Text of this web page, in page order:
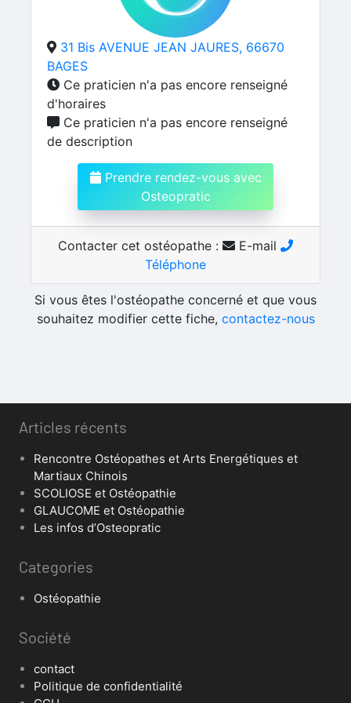
31 Bis AVENUE JEAN JAURES, 66670
BAGES
Ce praticien n'a pas encore renseigné
d'horaires
Ce praticien n'a pas encore renseigné
de description
Prendre rendez-vous avec
Osteopratic
Contacter cet ostéopathe :
E-mail
Téléphone
Si vous êtes l'ostéopathe concerné et que vous
souhaitez modifier cette fiche, contactez-nous
Articles récents
Rencontre Ostéopathes et Arts Energétiques et
Martiaux Chinois
SCOLIOSE et Ostéopathie
GLAUCOME et Ostéopathie
Les infos d’Osteopratic
Categories
Ostéopathie
Société
contact
Politique de confidentialité